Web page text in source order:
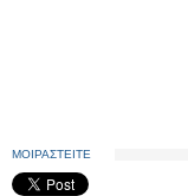
ΜΟΙΡΑΣΤΕΙΤΕ